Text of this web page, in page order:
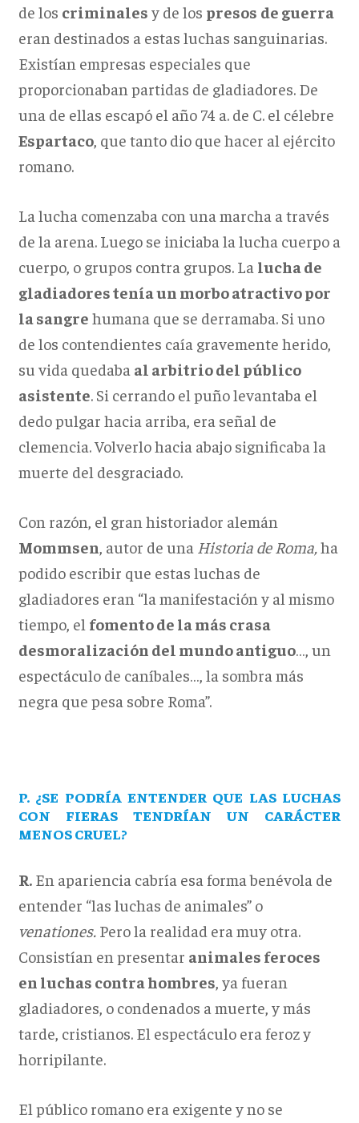
de los criminales y de los presos de guerra
eran destinados a estas luchas sanguinarias.
Existían empresas especiales que
proporcionaban partidas de gladiadores. De
una de ellas escapó el año 74 a. de C. el célebre
Espartaco, que tanto dio que hacer al ejército
romano.
La lucha comenzaba con una marcha a través
de la arena. Luego se iniciaba la lucha cuerpo a
cuerpo, o grupos contra grupos. La lucha de
gladiadores tenía un morbo atractivo por
la sangre humana que se derramaba. Si uno
de los contendientes caía gravemente herido,
su vida quedaba al arbitrio del público
asistente. Si cerrando el puño levantaba el
dedo pulgar hacia arriba, era señal de
clemencia. Volverlo hacia abajo significaba la
muerte del desgraciado.
Con razón, el gran historiador alemán
Mommsen, autor de una Historia de Roma,ha
podido escribir que estas luchas de
gladiadores eran “la manifestación y al mismo
tiempo, el fomento de la más crasa
desmoralización del mundo antiguo…, un
espectáculo de caníbales…, la sombra más
negra que pesa sobre Roma”.
P. ¿SE PODRÍA ENTENDER QUE LAS LUCHAS
CON FIERAS TENDRÍAN UN CARÁCTER
MENOS CRUEL?
R.En apariencia cabría esa forma benévola de
entender “las luchas de animales” o
venationes.Pero la realidad era muy otra.
Consistían en presentar animales feroces
en luchas contra hombres, ya fueran
gladiadores, o condenados a muerte, y más
tarde, cristianos. El espectáculo era feroz y
horripilante.
El público romano era exigente y no se